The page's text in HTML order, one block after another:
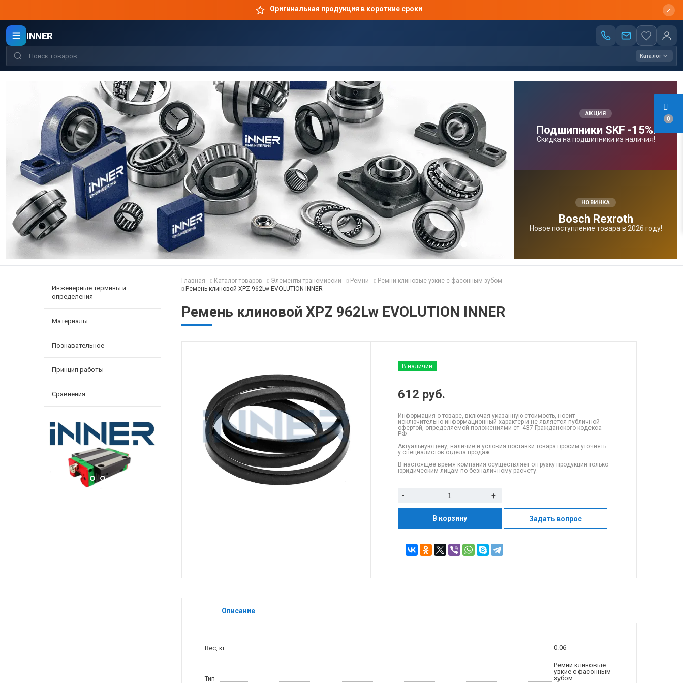
0
Оригинальная продукция в короткие сроки
INNER
Каталог
АКЦИЯ
Подшипники SKF -15%!
Скидка на подшипники из наличия!
НОВИНКА
Bosсh Rexroth
Новое поступление товара в 2026 году!
Инженерные термины и
определения
Материалы
Познавательное
Принцип работы
Сравнения
Главная Каталог товаров Элементы трансмиссии Ремни
Ремни клиновые узкие с фасонным зубом
Ремень клиновой XPZ 962Lw EVOLUTION INNER
Ремень клиновой XPZ 962Lw EVOLUTION INNER
В наличии
612 руб.
Информация о товаре, включая указанную стоимость, носит
исключительно информационный характер и не является публичной
офертой, определяемой положениями ст. 437 Гражданского кодекса
РФ.
Актуальную цену, наличие и условия поставки товара просим уточнять
у специалистов отдела продаж.
В настоящее время компания осуществляет отгрузку продукции только
юридическим лицам по безналичному расчету.
- +
В корзину Задать вопрос
Описание
Вес, кг 0.06
Тип
Ремни клиновые
узкие с фасонным
зубом